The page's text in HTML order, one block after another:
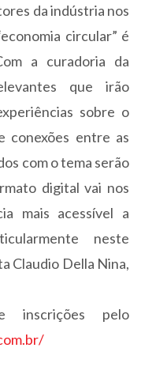
da indústria nos
circular” é
a curadoria da
que irão
sobre o
conexões entre as
com o tema serão
digital vai nos
mais acessível a
neste
Claudio Della Nina,
inscrições pelo